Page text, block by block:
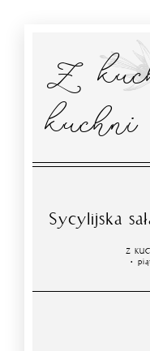
Z
kuchni
Sycylijska
Z